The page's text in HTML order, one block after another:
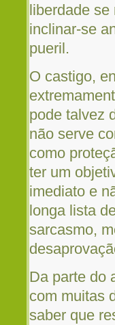
liberdade se
inclinar-se
pueril.
O castigo,
pode talvez
não serve
como
ter um
imediato e
longa lista
sarcasmo,
Da parte do
com muitas
saber que